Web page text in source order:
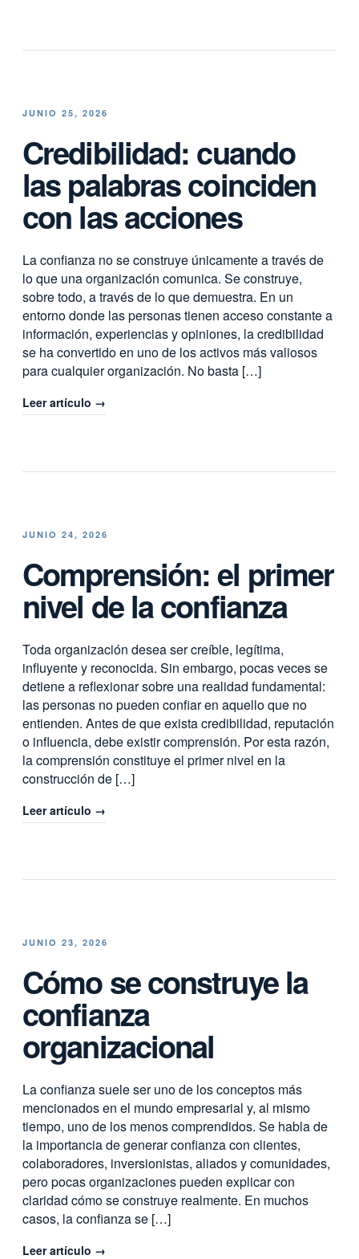
JUNIO 25, 2026
Credibilidad: cuando
las palabras coinciden
con las acciones
La confianza no se construye únicamente a través de
lo que una organización comunica. Se construye,
sobre todo, a través de lo que demuestra. En un
entorno donde las personas tienen acceso constante a
información, experiencias y opiniones, la credibilidad
se ha convertido en uno de los activos más valiosos
para cualquier organización. No basta […]
Leer artículo →
JUNIO 24, 2026
Comprensión: el primer
nivel de la confianza
Toda organización desea ser creíble, legítima,
influyente y reconocida. Sin embargo, pocas veces se
detiene a reflexionar sobre una realidad fundamental:
las personas no pueden confiar en aquello que no
entienden. Antes de que exista credibilidad, reputación
o influencia, debe existir comprensión. Por esta razón,
la comprensión constituye el primer nivel en la
construcción de […]
Leer artículo →
JUNIO 23, 2026
Cómo se construye la
confianza
organizacional
La confianza suele ser uno de los conceptos más
mencionados en el mundo empresarial y, al mismo
tiempo, uno de los menos comprendidos. Se habla de
la importancia de generar confianza con clientes,
colaboradores, inversionistas, aliados y comunidades,
pero pocas organizaciones pueden explicar con
claridad cómo se construye realmente. En muchos
casos, la confianza se […]
Leer artículo →